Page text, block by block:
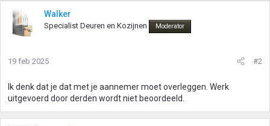
Walker
Specialist Deuren en Kozijnen Moderator
19 feb 2025 #2
Ik denk dat je dat met je aannemer moet overleggen. Werk
uitgevoerd door derden wordt niet beoordeeld.